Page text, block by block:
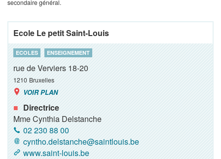
secondaire général.
Ecole Le petit Saint-Louis
ECOLES ENSEIGNEMENT
rue de Verviers 18-20
1210 Bruxelles
VOIR PLAN
Directrice
Mme Cynthia Delstanche
02 230 88 00
cyntho.delstanche@saintlouis.be
www.saint-louis.be